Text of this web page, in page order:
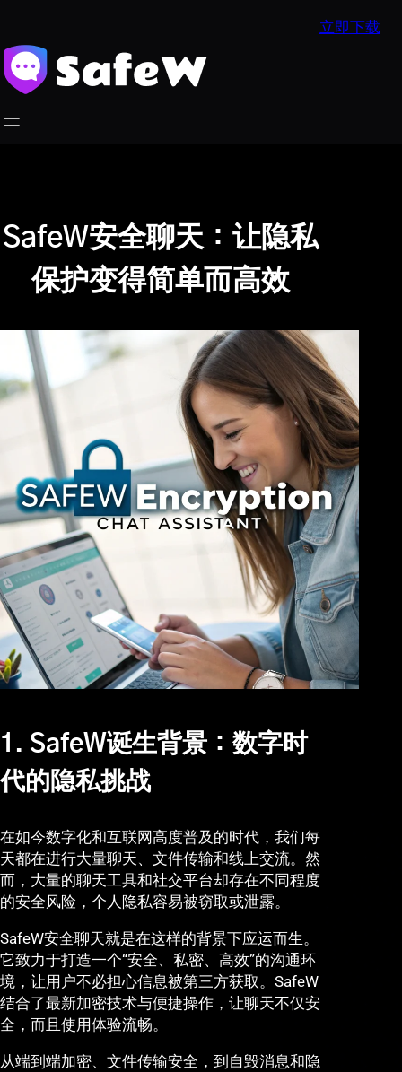
内
容
立即下载
SafeW安全聊天：让隐私
保护变得简单而高效
1. SafeW诞生背景：数字时
代的隐私挑战
在如今数字化和互联网高度普及的时代，我们每
天都在进行大量聊天、文件传输和线上交流。然
而，大量的聊天工具和社交平台却存在不同程度
的安全风险，个人隐私容易被窃取或泄露。
SafeW安全聊天就是在这样的背景下应运而生。
它致力于打造一个“安全、私密、高效”的沟通环
境，让用户不必担心信息被第三方获取。SafeW
结合了最新加密技术与便捷操作，让聊天不仅安
全，而且使用体验流畅。
从端到端加密、文件传输安全，到自毁消息和隐